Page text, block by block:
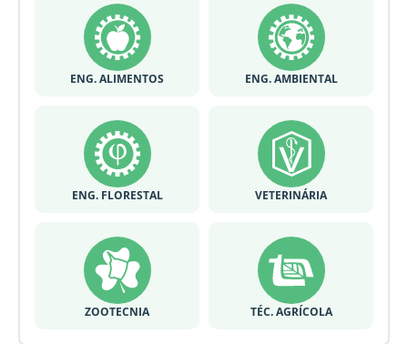
ENG. ALIMENTOS ENG. AMBIENTAL
ENG. FLORESTAL VETERINÁRIA
ZOOTECNIA TÉC. AGRÍCOLA